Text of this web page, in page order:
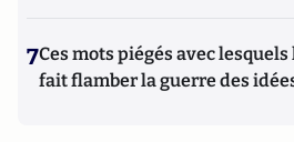
7Ces mots piégés avec
fait flamber la guerre des